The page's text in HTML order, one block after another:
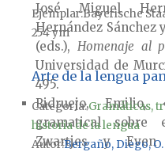
José Miguel
Hernández Sánchez
(eds.),Homenaje al
Universidad de
495.
Ridruejo, Emilio,
gramatical sobre
Zwartjes y Even
EjemplarBayerische
254 ym
Arte de la lengua
Categoría:Gramáticas,
historia de la lengua
AutorBergaño, Diego, O.